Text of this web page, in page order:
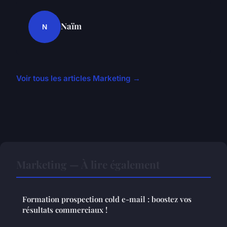
N Naïm
Voir tous les articles Marketing →
Formation prospection cold e-mail : boostez vos
résultats commerciaux !